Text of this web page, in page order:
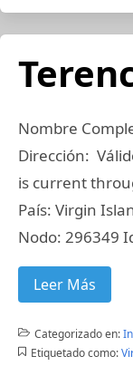
Nombre
Dirección:
is current
País: Virgin
Nodo: 296349
Leer Más
Categorizado en:
Etiquetado como: